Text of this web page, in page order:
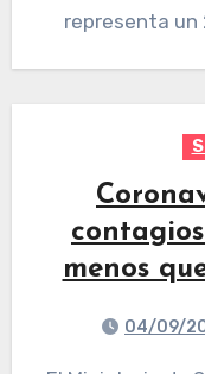
representa un
menos
04/09/